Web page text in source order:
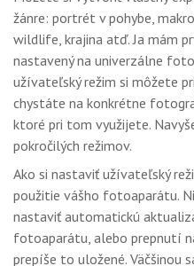
žánre: portrét v pohybe,
wildlife, krajina atď. Ja mám
nastavený na univerzálne
užívateľský režim si môžete
chystáte na konkrétne
ktoré pri tom využijete.
pokročilých režimov.
Ako si nastaviť užívateľský
použitie vášho fotoaparátu.
nastaviť automatickú
fotoaparátu, alebo prepnutí
prepíše to uložené. Väčšinou